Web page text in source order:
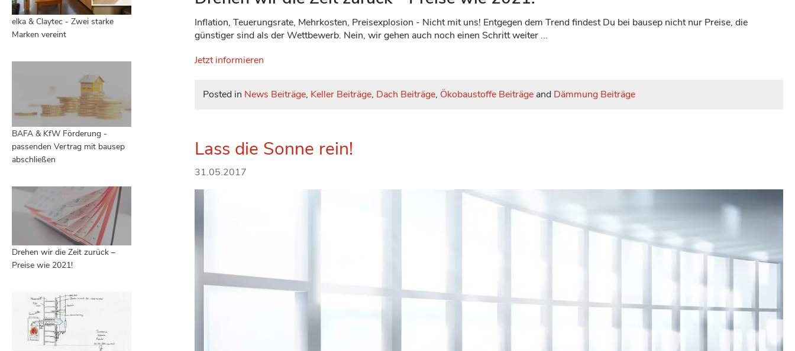
Inflation, Teuerungsrate, Mehrkosten, Preisexplosion - Nicht mit uns! Entgegen dem Trend findest Du bei bausep nicht nur Preise, die
günstiger sind als der Wettbewerb. Nein, wir gehen auch noch einen Schritt weiter ...
Jetzt informieren
Posted in News Beiträge, Keller Beiträge, Dach Beiträge, Ökobaustoffe Beiträge and Dämmung Beiträge
Lass die Sonne rein!
31.05.2017
elka & Claytec - Zwei starke
Marken vereint
BAFA & KfW Förderung -
passenden Vertrag mit bausep
abschließen
Drehen wir die Zeit zurück –
Preise wie 2021!